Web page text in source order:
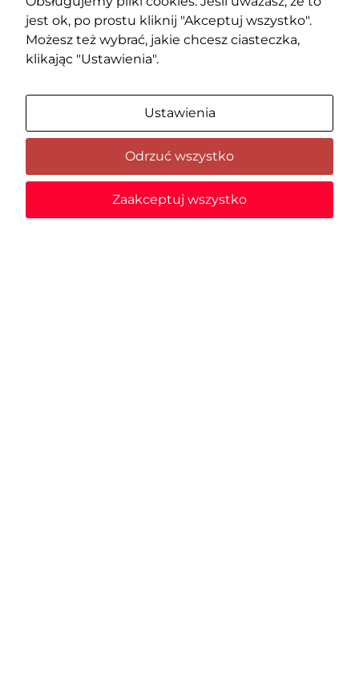
jest ok, po prostu kliknij "Akceptuj wszystko".
Możesz też wybrać, jakie chcesz ciasteczka,
klikając "Ustawienia".
Ustawienia
Odrzuć wszystko
Zaakceptuj wszystko